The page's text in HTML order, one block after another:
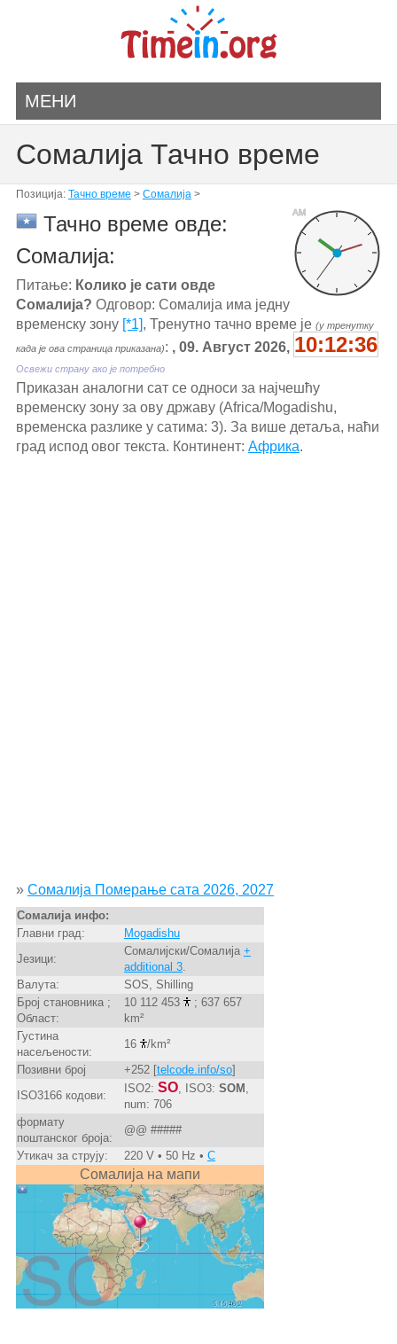
МЕНИ
Сомалија Тачно време
Позиција: Тачно време > Сомалија>
AM
Тачно време овде:
Сомалија:
Питање: Колико је сати овде
Сомалија? Одговор: Сомалија има једну
временску зону [*1], Тренутно тачно време је (у тренутку
када је ова страница приказана): , 09. Август 2026, 10:12:36
Освежи страну ако је потребно
Приказан аналогни сат се односи за најчешћу
временску зону за ову државу (Africa/Mogadishu,
временска разлике у сатима: 3). За више детаља, наћи
град испод овог текста. Континент: Африка.
» Сомалија Померање сата 2026, 2027
Сомалија инфо:
Главни град:
Mogadishu
Језици:
Сомалијски/Сомалија +
additional 3.
Валута:
SOS, Shilling
Број становника ;
Област:
10 112 453
; 637 657
km²
Густина
насељености:
16
/km²
Позивни број
+252 [telcode.info/so]
ISO3166 кодови:
ISO2: SO, ISO3: SOM
num: 706
формату
поштанског броја:
@@ #####
Утикач за струју:
220 V • 50 Hz • C
Сомалија на мапи